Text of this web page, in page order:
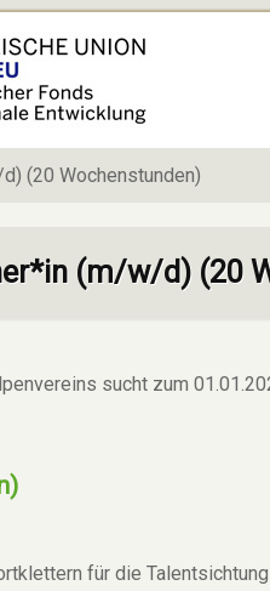
(20 Wochenstunden)
(m/w/d) (20
sucht zum
für die